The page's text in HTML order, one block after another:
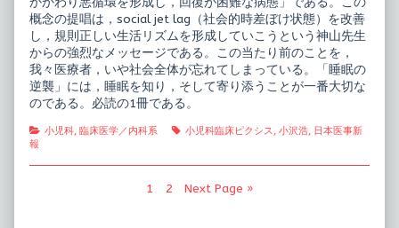
概念の提唱は，social jet lag（社会的時差ぼけ状態）を改善
し，規則正しい生活リズムを形成していこうという神山先生
からの強烈なメッセージである。この当たり前のことを，
我々医療者，いや社会全体が忘れてしまっている。「睡眠の
逆襲」には，睡眠を知り，そして寄り添うことが一番大切な
のである。必読の1冊である。
Categories
小児科, 臨床医学／内科系 Tags
小児科臨床ピクシス, 小沢浩, 日本医事新
報
Page
1 Page
2 Next Page »